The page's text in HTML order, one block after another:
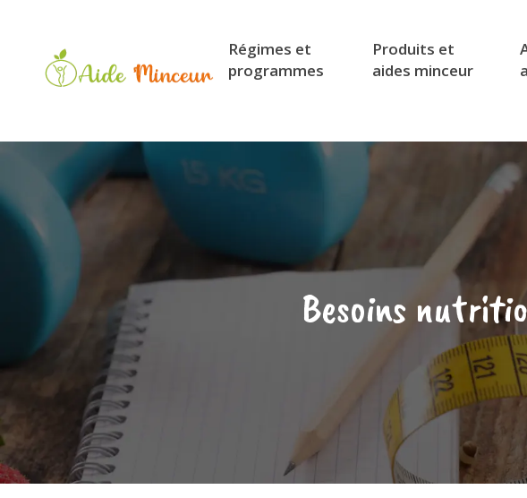
Régimes et
programmes
Produits et
aides minceur
Besoins